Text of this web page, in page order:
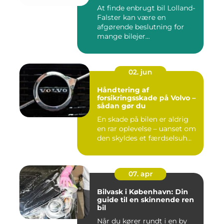
At finde enbrugt bil Lolland-
Falster kan være en
afgørende beslutning for
mange bilejer...
02. jun
Håndtering af
forsikringsskade på Volvo –
sådan gør du
En skade på bilen er aldrig
en rar oplevelse – uanset om
den skyldes et færdselsuh...
07. apr
Bilvask i København: Din
guide til en skinnende ren
bil
Når du kører rundt i en by